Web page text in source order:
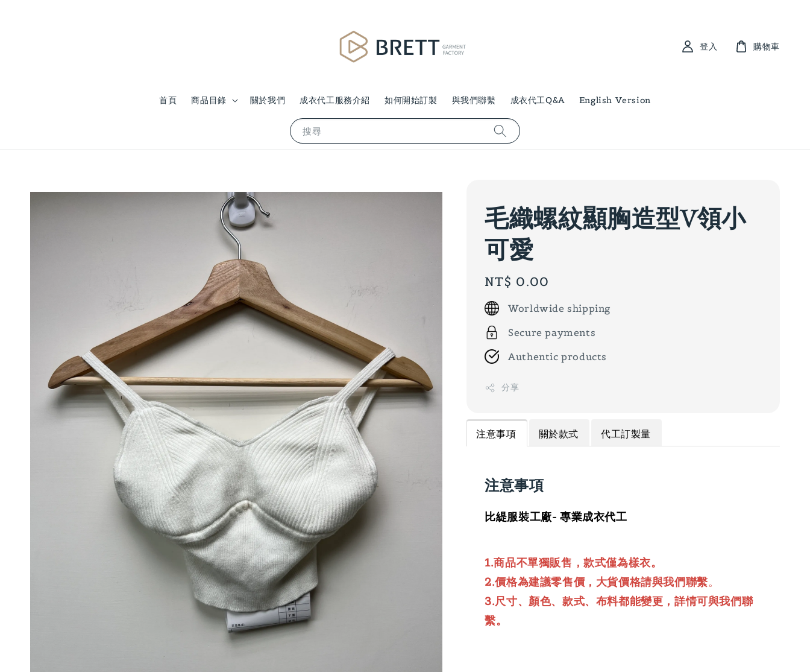
搜尋
首頁 商品目錄 關於我們 成衣代工服務介紹 如何開始訂製 與我們聯繫 成衣代工Q&A English Version
登入 購物車
毛織螺紋顯胸造型V領小
可愛
Regular
price
NT$ 0.00
Worldwide shipping
Secure payments
Authentic products
分享
注意事項 關於款式 代工訂製量
注意事項
比緹服裝工廠- 專業成衣代工
1.商品不單獨販售，款式僅為樣衣。
2.價格為建議零售價，大貨價格請與我們聯繫。
3.尺寸、顏色、款式、布料都能變更，詳情可與我們聯
繫。